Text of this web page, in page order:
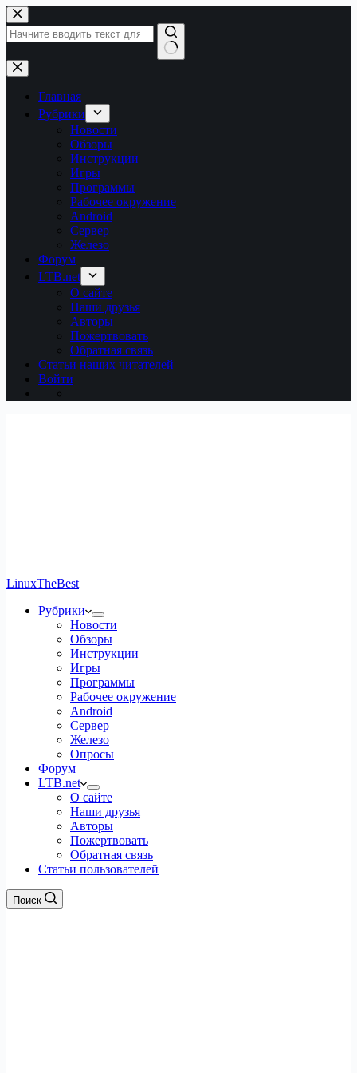
Перейти
к
сути
Ничего
не
найденоГлавная
Рубрики
Новости
Обзоры
Инструкции
Игры
Программы
Рабочее окружение
Android
Сервер
Железо
Форум
LTB.net
О сайте
Наши друзья
Авторы
Пожертвовать
Обратная связь
Статьи наших читателей
Войти
LinuxTheBest
Рубрики
Новости
Обзоры
Инструкции
Игры
Программы
Рабочее окружение
Android
Сервер
Железо
Опросы
Форум
LTB.net
О сайте
Наши друзья
Авторы
Пожертвовать
Обратная связь
Статьи пользователей
Поиск